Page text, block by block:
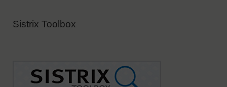
Sistrix Toolbox